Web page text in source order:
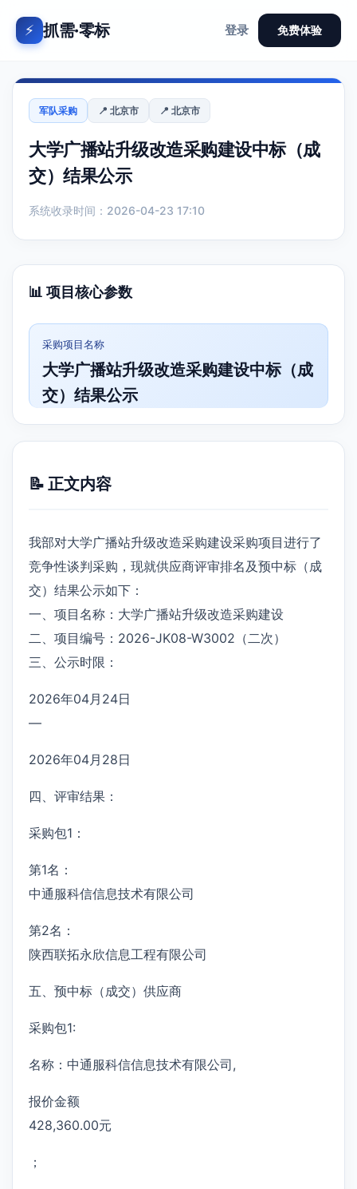
⚡ 抓需·零标 登录 免费体验
军队采购 📍 北京市 📍 北京市
大学广播站升级改造采购建设中标（成
交）结果公示
系统收录时间：2026-04-23 17:10
📊 项目核心参数
采购项目名称
大学广播站升级改造采购建设中标（成
交）结果公示
📝 正文内容
我部对大学广播站升级改造采购建设采购项目进行了
竞争性谈判采购，现就供应商评审排名及预中标（成
交）结果公示如下：
一、项目名称：大学广播站升级改造采购建设
二、项目编号：2026-JK08-W3002（二次）
三、公示时限：
2026年04月24日
—
2026年04月28日
四、评审结果：
采购包1：
第1名：
中通服科信信息技术有限公司
第2名：
陕西联拓永欣信息工程有限公司
五、预中标（成交）供应商
采购包1:
名称：中通服科信信息技术有限公司,
报价金额
428,360.00元
；